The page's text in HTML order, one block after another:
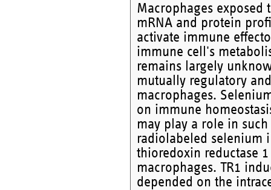
Macrophages
mRNA and protein
activate immune
immune cell's
remains largely
mutually regulatory
macrophages.
on immune
may play a role in
radiolabeled selenium
thioredoxin reductase
macrophages. TR1
depended on the